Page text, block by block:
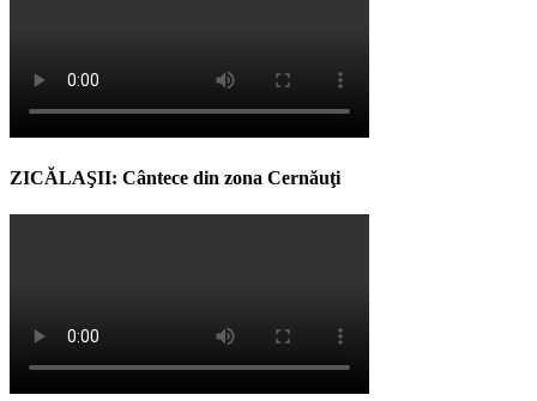
ZICĂLAŞII: Cântece din zona Cernăuţi